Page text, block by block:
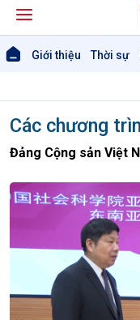
Giới thiệu Thời sự
Các chương
Đảng Cộng sản Việt